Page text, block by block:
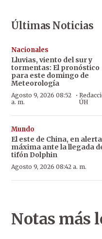
Últimas Noticias
Nacionales
Lluvias, viento del sur y
tormentas: El pronóstico
para este domingo de
Meteorología
Agosto 9, 2026 08:52
a. m.
·
ÚH
Mundo
El este de China, en alerta
máxima ante la llegada
tifón Dolphin
Agosto 9, 2026 08:42 a. m.
Notas más